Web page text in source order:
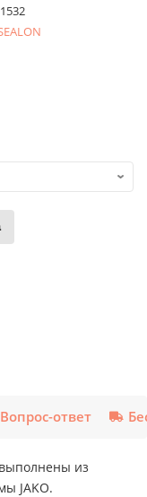
Вопрос-ответ
выполнены из
JAKO.